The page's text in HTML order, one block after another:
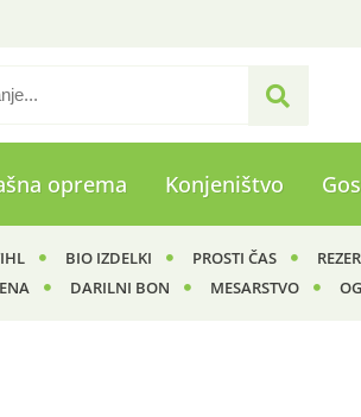
oprema Konjeništvo
BIO IZDELKI PROSTI ČAS
DARILNI BON MESARSTVO